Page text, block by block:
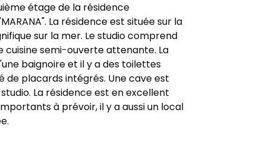
étage de la résidence
La résidence est située sur la
sur la mer. Le studio comprend
cuisine semi-ouverte attenante. La
baignoire et il y a des toilettes
de placards intégrés. Une cave est
La résidence est en excellent
à prévoir, il y a aussi un local